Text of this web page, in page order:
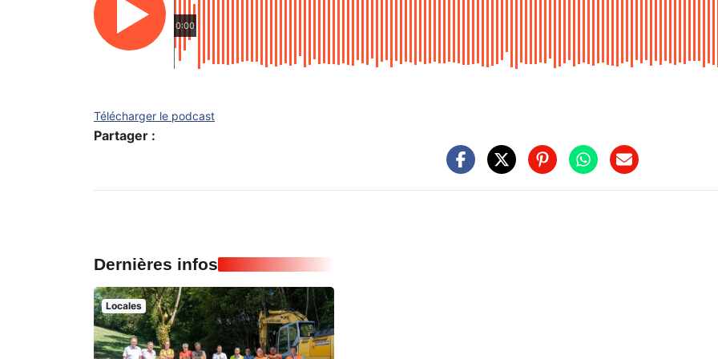
0:00
Télécharger le podcast
Partager :
Dernières infos
Locales